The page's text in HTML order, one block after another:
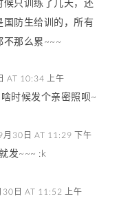
候只训练了几天，还
国防生给训的，所有
不那么累~~~
AT 10:34 上午
时候发个亲密照呗~
30日 AT 11:29 下午
发~~~ :k
日 AT 11:52 上午